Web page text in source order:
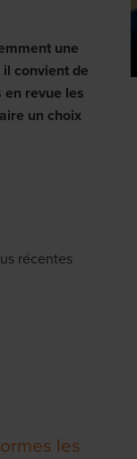
une
convient de
en revue les
un choix
récentes
les